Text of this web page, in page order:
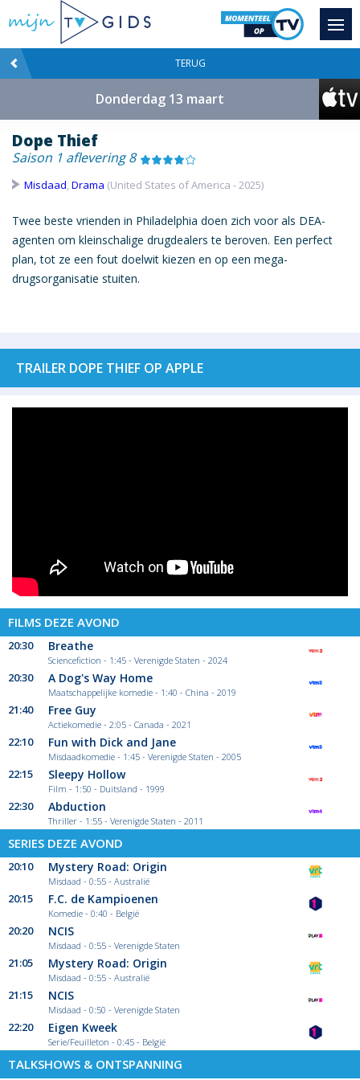
TERUG
Donderdag 13 maart
Dope Thief
Saison 1 aflevering 8
Misdaad,Drama (United States of America - 2025)
Twee beste vrienden in Philadelphia doen zich voor als DEA-
agenten om kleinschalige drugdealers te beroven. Een perfect
plan, tot ze een fout doelwit kiezen en op een mega-
drugsorganisatie stuiten.
TRAILER DOPE THIEF OP APPLE
FILMS DEZE AVOND
20:30 Breathe
Sciencefiction - 1:45 - Verenigde Staten - 2024
20:30 A Dog's Way Home
Maatschappelijke komedie - 1:40 - China - 2019
21:40 Free Guy
Actiekomedie - 2:05 - Canada - 2021
22:10 Fun with Dick and Jane
Misdaadkomedie - 1:45 - Verenigde Staten - 2005
22:15 Sleepy Hollow
Film - 1:50 - Duitsland - 1999
22:30 Abduction
Thriller - 1:55 - Verenigde Staten - 2011
SERIES DEZE AVOND
20:10 Mystery Road: Origin
Misdaad - 0:55 - Australië
20:15 F.C. de Kampioenen
Komedie - 0:40 - België
20:20 NCIS
Misdaad - 0:55 - Verenigde Staten
21:05 Mystery Road: Origin
Misdaad - 0:55 - Australië
21:15 NCIS
Misdaad - 0:50 - Verenigde Staten
22:20 Eigen Kweek
Serie/Feuilleton - 0:45 - België
TALKSHOWS & ONTSPANNING